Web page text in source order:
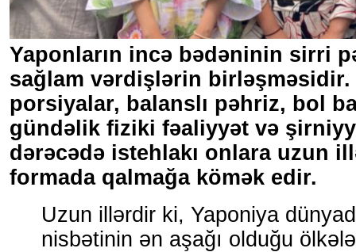
Yaponların incə bədəninin sirri
sağlam vərdişlərin
porsiyalar, balanslı pəhriz, bol
gündəlik fiziki fəaliyyət və
dərəcədə istehlakı onlara uzun
formada qalmağa kömək edir.
Uzun illərdir ki, Yaponiya
nisbətinin ən aşağı olduğu